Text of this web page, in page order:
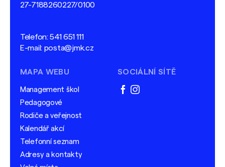
27-7188260227/0100
Telefon:541 651 111
E-mail: posta@jmk.cz
MAPA WEBU
Management škol
Pedagogové
Rodiče a veřejnost
Kalendář akcí
Telefonní seznam
Adresy a kontakty
SOCIÁLNÍ SÍTĚ
facebook
instagram